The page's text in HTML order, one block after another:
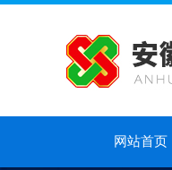
网站首页